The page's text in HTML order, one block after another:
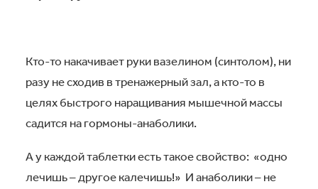
Кто-то накачивает руки вазелином (синтолом), ни
разу не сходив в тренажерный зал, а кто-то в
целях быстрого наращивания мышечной массы
садится на гормоны-анаболики.
А у каждой таблетки есть такое свойство: «одно
лечишь – другое калечишь!» И анаболики – не